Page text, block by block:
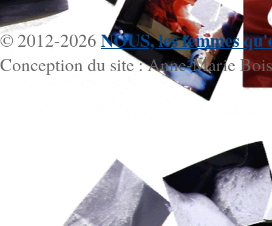
© 2012-2026 NOUS, les femmes
Conception du site : Anne-Marie